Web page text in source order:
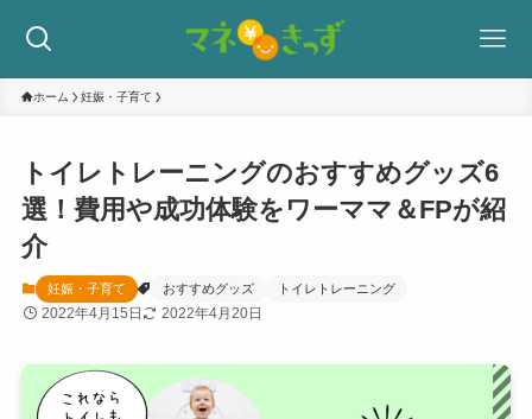
ホーム 妊娠・子育て
トイレトレーニングのおすすめグッズ6
選！費用や成功体験をワーママ＆FPが紹
介
妊娠・子育て おすすめグッズ トイレトレーニング
2022年4月15日 2022年4月20日